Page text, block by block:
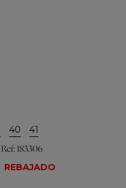
40 41
183306
REBAJADO